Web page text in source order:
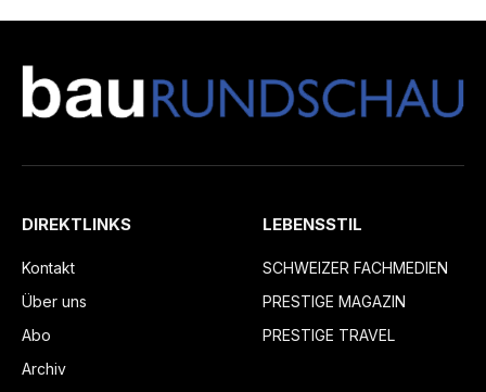
DIREKTLINKS
Kontakt
Über uns
Abo
Archiv
LEBENSSTIL
SCHWEIZER FACHMEDIEN
PRESTIGE MAGAZIN
PRESTIGE TRAVEL